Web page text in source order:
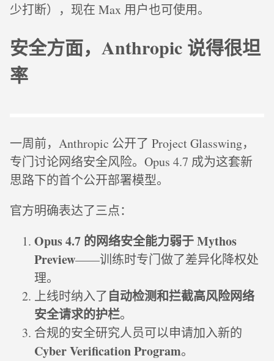
少打断），现在 Max 用户也可使用。
安全方面，Anthropic 说得很坦
率
一周前，Anthropic 公开了 Project Glasswing，
专门讨论网络安全风险。Opus 4.7 成为这套新
思路下的首个公开部署模型。
官方明确表达了三点：
Opus 4.7 的网络安全能力弱于 Mythos
Preview——训练时专门做了差异化降权处
理。
上线时纳入了自动检测和拦截高风险网络
安全请求的护栏。
合规的安全研究人员可以申请加入新的
Cyber Verification Program。